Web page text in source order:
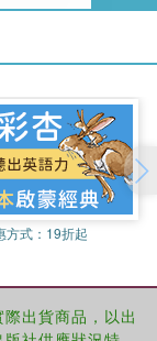
方式： 19折起
出貨商品，以出